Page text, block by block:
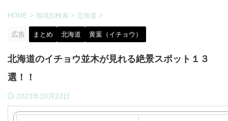
HOME > 地域別検索 > 北海道 >
広告 まとめ 北海道 黄葉（イチョウ）
北海道のイチョウ並木が見れる絶景スポット１３
選！！
2023年10月23日